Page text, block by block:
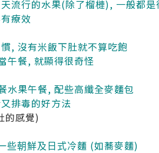
流行的水果(除了榴槤), 一般都是
療效
, 沒有米飯下肚就不算吃飽
午餐, 就顯得很奇怪
水果午餐, 配些高纖全麥麵包
排毒的好方法
的感覺)
些朝鮮及日式冷麵 (如蕎麥麵)